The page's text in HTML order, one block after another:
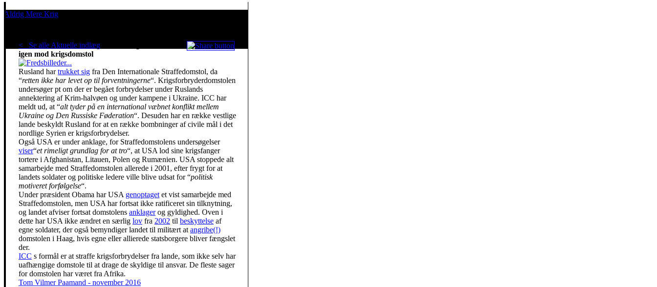
Aldrig Mere Krig
< Se alle Aktuelle indlæg
igen mod krigsdomstol
Rusland hartrukket sig fra Den Internationale Straffedomstol, da
“retten ikke har levet op til forventningerne“. Krigsforbryderdomstolen
undersøger pt om der er begået forbrydelser under Ruslands
annektering af Krim-halvøen og under kampene i Ukraine. ICC har
meldt ud, at “alt tyder på en international væbnet konflikt mellem
Ukraine og Den Russiske Føderation“. Desuden har en række vestlige
lande beskyldt Rusland for at en række bombninger af civile mål i det
nordlige Syrien er krigsforbrydelser.
Også USA er under anklage, for Straffedomstolens undersøgelser
viser“et rimeligt grundlag for at tro“, at USA lod sine krigsfanger
tortere i Afghanistan, Litauen, Polen og Rumænien. USA stoppede alt
samarbejde med Straffedomstolen allerede i 2001, efter frygt for at
landets soldater og politiske ledere ville blive udsat for “politisk
motiveret forfølgelse“.
Under præsident Obama har USA genoptaget et vist samarbejde med
Straffedomstolen, men USA har fortsat ikke ratificeret sin tilknytning,
og landet afviser fortsat domstolens anklagerog gyldighed. Oven i
dette har USA ikke ændret en særlig lov fra 2002 til beskyttelse af
egne soldater, der også bemyndiger landet til militært at angribe(!)
domstolen i Haag, hvis egne eller allierede statsborgere bliver fængslet
der.
ICC s formål er at straffe krigsforbrydelser fra lande, som ikke selv har
uafhængige domstole til at drage de skyldige til ansvar. De fleste sager
for domstolen har været fra Afrika.
Tom Vilmer Paamand - november 2016